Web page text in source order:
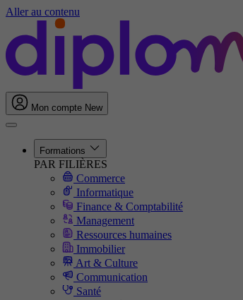
Aller au contenu
Mon compte New
Formations
PAR FILIÈRES
Commerce
Informatique
Finance & Comptabilité
Management
Ressources humaines
Immobilier
Art & Culture
Communication
Santé